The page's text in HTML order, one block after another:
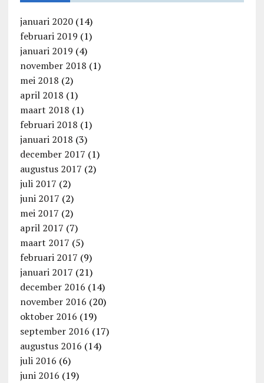
januari 2020(14)
februari 2019 (1)
januari 2019 (4)
november 2018 (1)
mei 2018 (2)
april 2018 (1)
maart 2018 (1)
februari 2018 (1)
januari 2018 (3)
december 2017 (1)
augustus 2017 (2)
juli 2017 (2)
juni 2017 (2)
mei 2017 (2)
april 2017 (7)
maart 2017 (5)
februari 2017 (9)
januari 2017 (21)
december 2016 (14)
november 2016 (20)
oktober 2016 (19)
september 2016 (17)
augustus 2016 (14)
juli 2016 (6)
juni 2016 (19)